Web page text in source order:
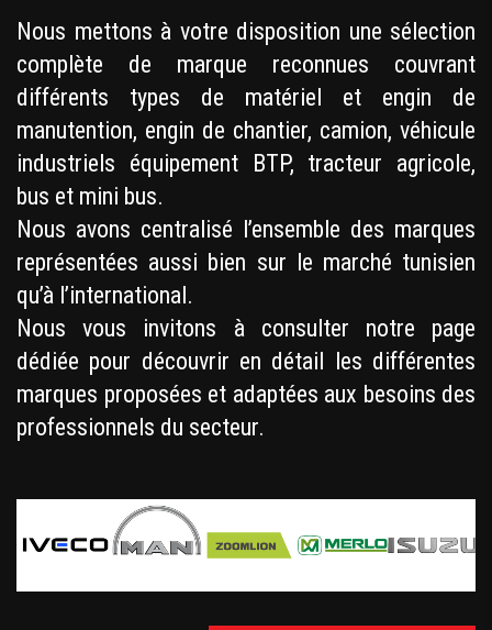
Nous mettons à votre disposition une sélection
complète de marque reconnues couvrant
différents types de matériel et engin de
manutention, engin de chantier, camion, véhicule
industriels équipement BTP, tracteur agricole,
bus et mini bus.
Nous avons centralisé l’ensemble des marques
représentées aussi bien sur le marché tunisien
qu’à l’international.
Nous vous invitons à consulter notre page
dédiée pour découvrir en détail les différentes
marques proposées et adaptées aux besoins des
professionnels du secteur.